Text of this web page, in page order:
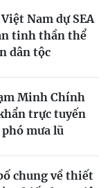
Nam dự SEA
tinh thần thể
dân tộc
Minh Chính
trực tuyến
mưa lũ
chung về thiết